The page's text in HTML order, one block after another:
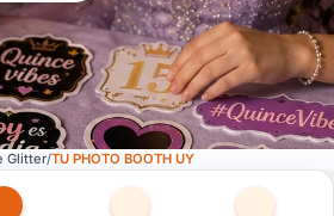
Glitter TU PHOTO BOOTH UY
ficha por tipo de festejo